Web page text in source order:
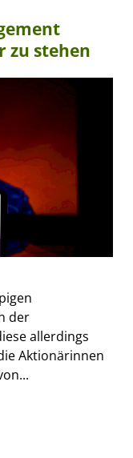
zu stehen
der
allerdings
Aktionärinnen